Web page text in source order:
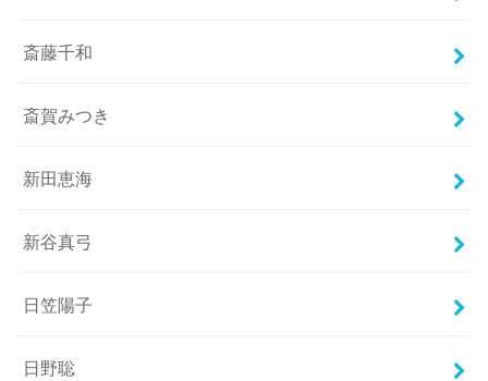
斎藤千和
斎賀みつき
新田恵海
新谷真弓
日笠陽子
日野聡